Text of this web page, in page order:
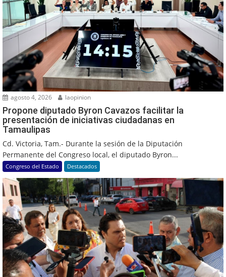
agosto 4, 2026 laopinion
Propone diputado Byron Cavazos facilitar la
presentación de iniciativas ciudadanas en
Tamaulipas
Cd. Victoria, Tam.- Durante la sesión de la Diputación
Permanente del Congreso local, el diputado Byron...
Congreso del Estado Destacados